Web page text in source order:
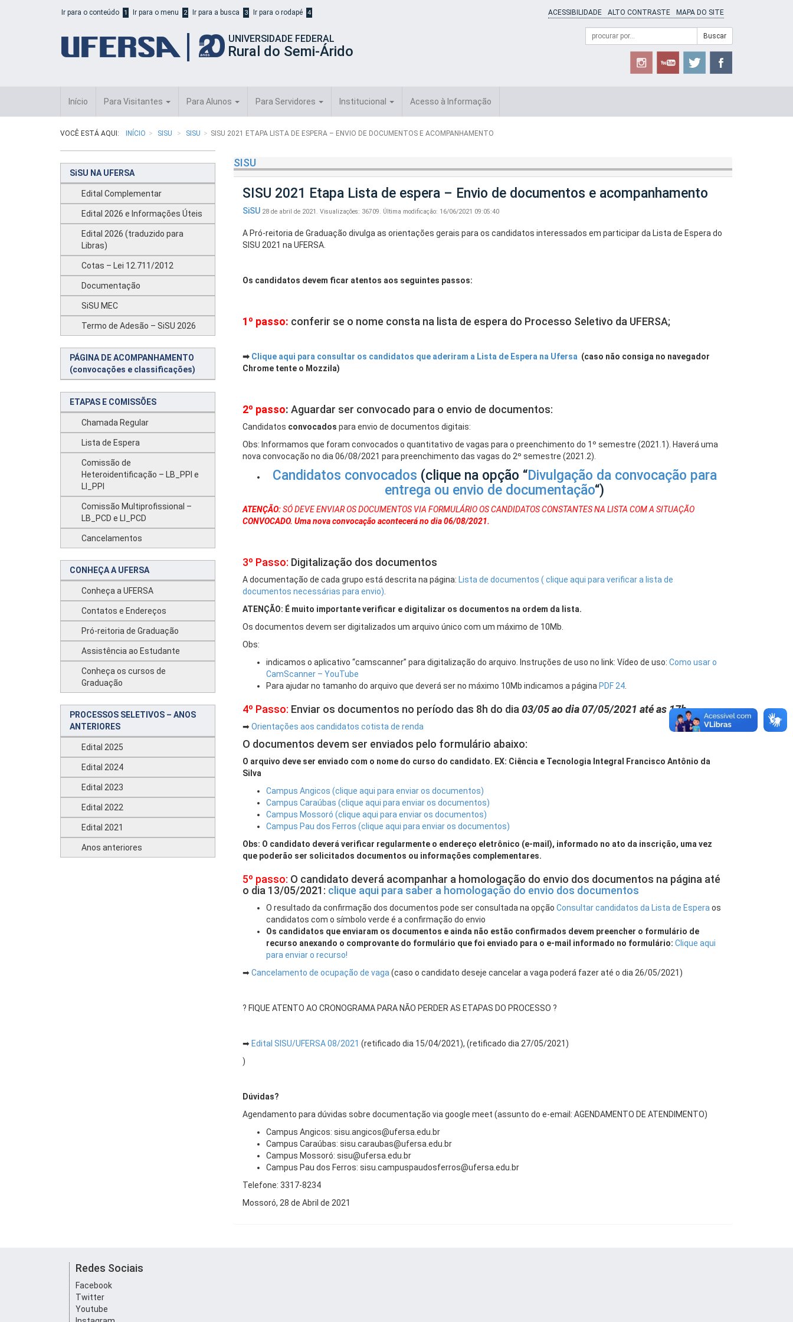
Ir para o conteúdo 1 Ir para o menu 2 Ir para a busca 3 Ir para o rodapé 4 ACESSIBILIDADE ALTO CONTRASTE MAPA DO SITE
UNIVERSIDADE FEDERAL
Rural do Semi-Árido
Formulário
Campo
de
Buscar
Início Para Visitantes Para Alunos Para Servidores Institucional Acesso à Informação
VOCÊ ESTÁ AQUI: INÍCIO SISU SISU SISU 2021 ETAPA LISTA DE ESPERA – ENVIO DE DOCUMENTOS E ACOMPANHAMENTO
SiSU NA UFERSA
Edital Complementar
Edital 2026 e Informações Úteis
Edital 2026 (traduzido para
Libras)
Cotas – Lei 12.711/2012
Documentação
SiSU MEC
Termo de Adesão – SiSU 2026
PÁGINA DE ACOMPANHAMENTO
(convocações e classificações)
ETAPAS E COMISSÕES
Chamada Regular
Lista de Espera
Comissão de
Heteroidentificação – LB_PPI e
LI_PPI
Comissão Multiprofissional –
LB_PCD e LI_PCD
Cancelamentos
CONHEÇA A UFERSA
Conheça a UFERSA
Contatos e Endereços
Pró-reitoria de Graduação
Assistência ao Estudante
Conheça os cursos de
Graduação
PROCESSOS SELETIVOS – ANOS
ANTERIORES
Edital 2025
Edital 2024
Edital 2023
Edital 2022
Edital 2021
Anos anteriores
SISU
SISU 2021 Etapa Lista de espera – Envio de documentos e acompanhamento
SiSU 28 de abril de 2021. Visualizações: 36709. Última modificação: 16/06/2021 09:05:40
A Pró-reitoria de Graduação divulga as orientações gerais para os candidatos interessados em participar da Lista de Espera do
SISU 2021 na UFERSA.
Os candidatos devem ficar atentos aos seguintes passos:
1º passo: conferir se o nome consta na lista de espera do Processo Seletivo da UFERSA;
➡ Clique aqui para consultar os candidatos que aderiram a Lista de Espera na Ufersa (caso não consiga no navegador
Chrome tente o Mozzila)
2º passo: Aguardar ser convocado para o envio de documentos:
Candidatos convocados para envio de documentos digitais:
Obs: Informamos que foram convocados o quantitativo de vagas para o preenchimento do 1º semestre (2021.1). Haverá uma
nova convocação no dia 06/08/2021 para preenchimento das vagas do 2º semestre (2021.2).
Candidatos convocados (clique na opção “Divulgação da convocação para
entrega ou envio de documentação“)
ATENÇÃO:SÓ DEVE ENVIAR OS DOCUMENTOS VIA FORMULÁRIO OS CANDIDATOS CONSTANTES NA LISTA COM A SITUAÇÃO
CONVOCADO. Uma nova convocação acontecerá no dia 06/08/2021.
3º Passo: Digitalização dos documentos
A documentação de cada grupo está descrita na página: Lista de documentos ( clique aqui para verificar a lista de
documentos necessárias para envio)
ATENÇÃO: É muito importante verificar e digitalizar os documentos na ordem da lista.
Os documentos devem ser digitalizados um arquivo único com um máximo de 10Mb.
Obs:
indicamos o aplicativo “camscanner” para digitalização do arquivo. Instruções de uso no link: Vídeo de uso: Como usar o
CamScanner – YouTube
Para ajudar no tamanho do arquivo que deverá ser no máximo 10Mb indicamos a página PDF 24.
4º Passo: Enviar os documentos no período das 8h do dia 03/05 ao dia 07/05/2021 até as 17h
➡Orientações aos candidatos cotista de renda
O documentos devem ser enviados pelo formulário abaixo:
O arquivo deve ser enviado com o nome do curso do candidato. EX: Ciência e Tecnologia Integral Francisco Antônio da
Silva
Campus Angicos (clique aqui para enviar os documentos)
Campus Caraúbas (clique aqui para enviar os documentos)
Campus Mossoró (clique aqui para enviar os documentos)
Campus Pau dos Ferros (clique aqui para enviar os documentos)
Obs: O candidato deverá verificar regularmente o endereço eletrônico (e-mail), informado no ato da inscrição, uma vez
que poderão ser solicitados documentos ou informações complementares.
5º passo: O candidato deverá acompanhar a homologação do envio dos documentos na página até
o dia 13/05/2021: clique aqui para saber a homologação do envio dos documentos
O resultado da confirmação dos documentos pode ser consultada na opção Consultar candidatos da Lista de Espera os
candidatos com o símbolo verde é a confirmação do envio
Os candidatos que enviaram os documentos e ainda não estão confirmados devem preencher o formulário de
recurso anexando o comprovante do formulário que foi enviado para o e-mail informado no formulário: Clique aqui
para enviar o recurso!
➡Cancelamento de ocupação de vaga (caso o candidato deseje cancelar a vaga poderá fazer até o dia 26/05/2021)
? FIQUE ATENTO AO CRONOGRAMA PARA NÃO PERDER AS ETAPAS DO PROCESSO ?
➡ Edital SISU/UFERSA 08/2021 (retificado dia 15/04/2021), (retificado dia 27/05/2021)
)
Dúvidas?
Agendamento para dúvidas sobre documentação via google meet (assunto do e-email: AGENDAMENTO DE ATENDIMENTO)
Campus Angicos: sisu.angicos@ufersa.edu.br
Campus Caraúbas: sisu.caraubas@ufersa.edu.br
Campus Mossoró: sisu@ufersa.edu.br
Campus Pau dos Ferros: sisu.campuspaudosferros@ufersa.edu.br
Telefone: 3317-8234
Mossoró, 28 de Abril de 2021
Redes Sociais
Facebook
Twitter
Youtube